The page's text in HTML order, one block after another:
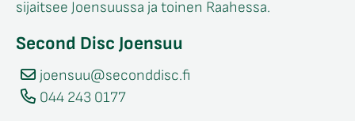
sijaitsee Joensuussa ja toinen Raahessa.
Second Disc Joensuu
joensuu@seconddisc.fi
044 243 0177